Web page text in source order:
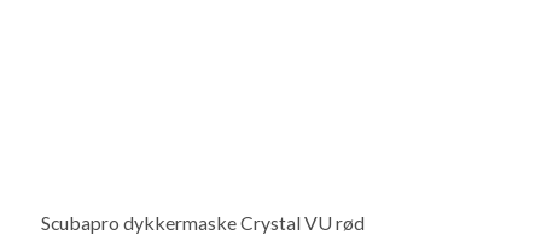
Scubapro dykkermaske Crystal VU rød